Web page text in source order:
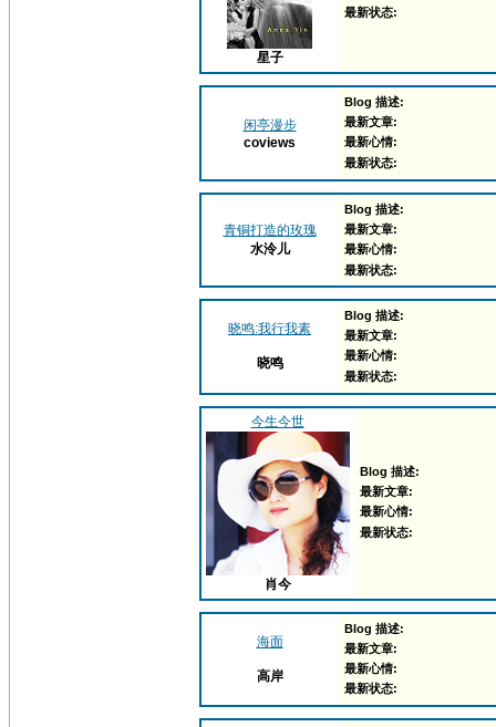
星子
最新状态:
闲亭漫步
coviews
Blog 描述:
最新文章:
最新心情:
最新状态:
青铜打造的玫瑰
水泠儿
Blog 描述:
最新文章:
最新心情:
最新状态:
晓鸣:我行我素
晓鸣
Blog 描述:
最新文章:
最新心情:
最新状态:
今生今世
肖今
Blog 描述:
最新文章:
最新心情:
最新状态:
海面
高岸
Blog 描述:
最新文章:
最新心情:
最新状态: